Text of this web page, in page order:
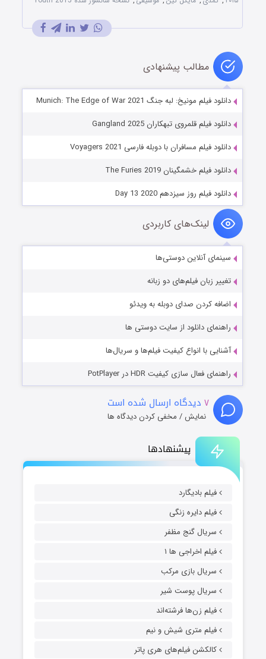
پیشنهادها
فیلم بادیگارد
فیلم دایره زنگی
سریال گنج مظفر
فیلم اخراجی ها ۱
سریال بازی مرکب
سریال پوست شیر
فیلم زن‌ها فرشته‌اند
فیلم متری شیش و نیم
کالکشن فیلم‌های هری پاتر
مطالب پیشنهادی
دانلود فیلم مونیخ: لبه جنگ Munich: The Edge of War 2021
دانلود فیلم قلمروی تبهکاران Gangland 2025
دانلود فیلم مسافران با دوبله فارسی Voyagers 2021
دانلود فیلم خشمگینان The Furies 2019
دانلود فیلم روز سیزدهم Day 13 2020
لینک‌های کاربردی
سینمای آنلاین دوستی‌ها
تغییر زبان فیلم‌های دو زبانه
اضافه کردن صدای دوبله به ویدئو
راهنمای دانلود از سایت دوستی ها
آشنایی با انواع کیفیت فیلم‌ها و سریال‌ها
راهنمای فعال سازی کیفیت HDR در PotPlayer
۷ دیدگاه ارسال شده است
نمایش / مخفی کردن دیدگاه ها